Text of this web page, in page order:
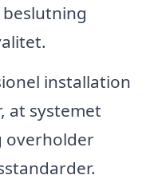
installation
at systemet
overholder